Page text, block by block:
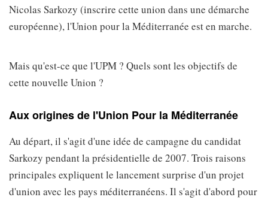
Nicolas Sarkozy (inscrire cette union dans une démarche
européenne), l'Union pour la Méditerranée est en marche.
Mais qu'est-ce que l'UPM ? Quels sont les objectifs de
cette nouvelle Union ?
Aux origines de l'Union Pour la Méditerranée
Au départ, il s'agit d'une idée de campagne du candidat
Sarkozy pendant la présidentielle de 2007. Trois raisons
principales expliquent le lancement surprise d'un projet
d'union avec les pays méditerranéens. Il s'agit d'abord pour